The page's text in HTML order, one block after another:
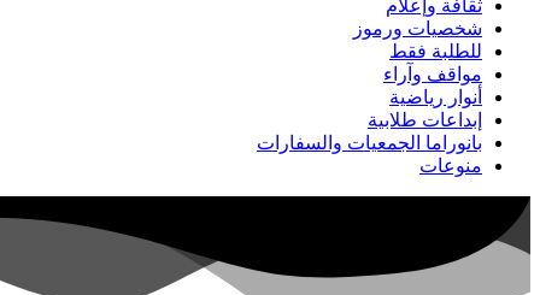
ثقافة وإعلام
شخصيات ورموز
للطلبة فقط
مواقف وآراء
أنوار رياضية
إبداعات طلابية
بانوراما الجمعيات والسفارات
منوعات